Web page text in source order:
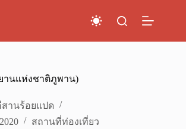
านแห่งชาติภูพาน)
านร้อยแปด
สถานที่ท่องเที่ยว